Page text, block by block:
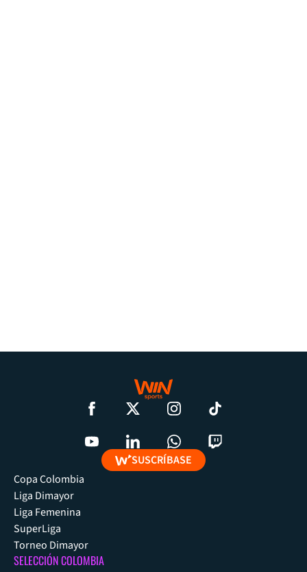
SUSCRÍBASE
Copa Colombia
Liga Dimayor
Liga Femenina
SuperLiga
Torneo Dimayor
SELECCIÓN COLOMBIA